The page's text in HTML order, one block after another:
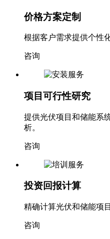
价格方案定制
根据客户需求提供个性
咨询
项目可行性研究
提供光伏项目和储能系
析。
咨询
投资回报计算
精确计算光伏和储能项
咨询